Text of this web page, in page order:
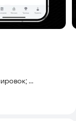
тренировке за